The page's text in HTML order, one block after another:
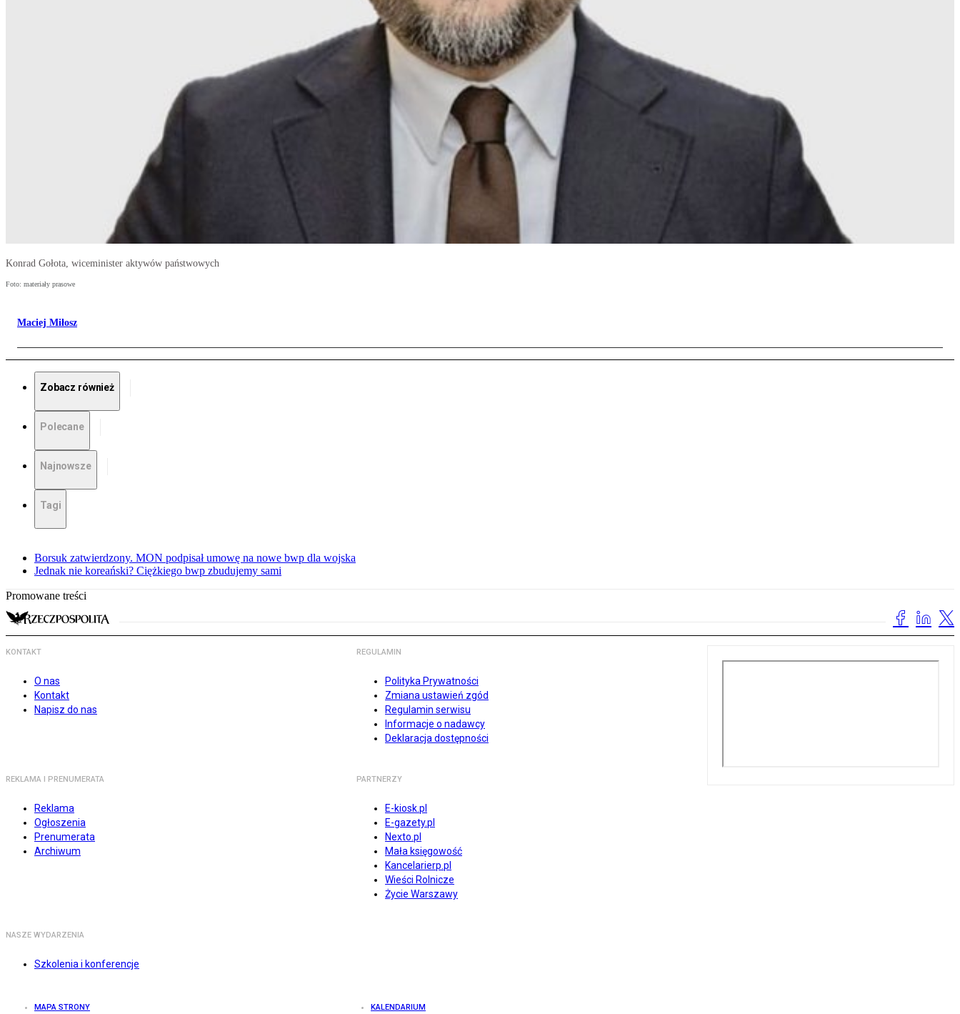
Konrad Gołota, wiceminister aktywów państwowych
Foto: materiały prasowe
Maciej Miłosz
Zobacz również
Polecane
Najnowsze
Tagi
Borsuk zatwierdzony. MON podpisał umowę na nowe bwp dla wojska
Jednak nie koreański? Ciężkiego bwp zbudujemy sami
Promowane treści
KONTAKT
O nas
Kontakt
Napisz do nas
REGULAMIN
Polityka Prywatności
Zmiana ustawień zgód
Regulamin serwisu
Informacje o nadawcy
Deklaracja dostępności
REKLAMA I PRENUMERATA
Reklama
Ogłoszenia
Prenumerata
Archiwum
PARTNERZY
E-kiosk.pl
E-gazety.pl
Nexto.pl
Mała księgowość
Kancelarierp.pl
Wieści Rolnicze
Życie Warszawy
NASZE WYDARZENIA
Szkolenia i konferencje
MAPA STRONY KALENDARIUM